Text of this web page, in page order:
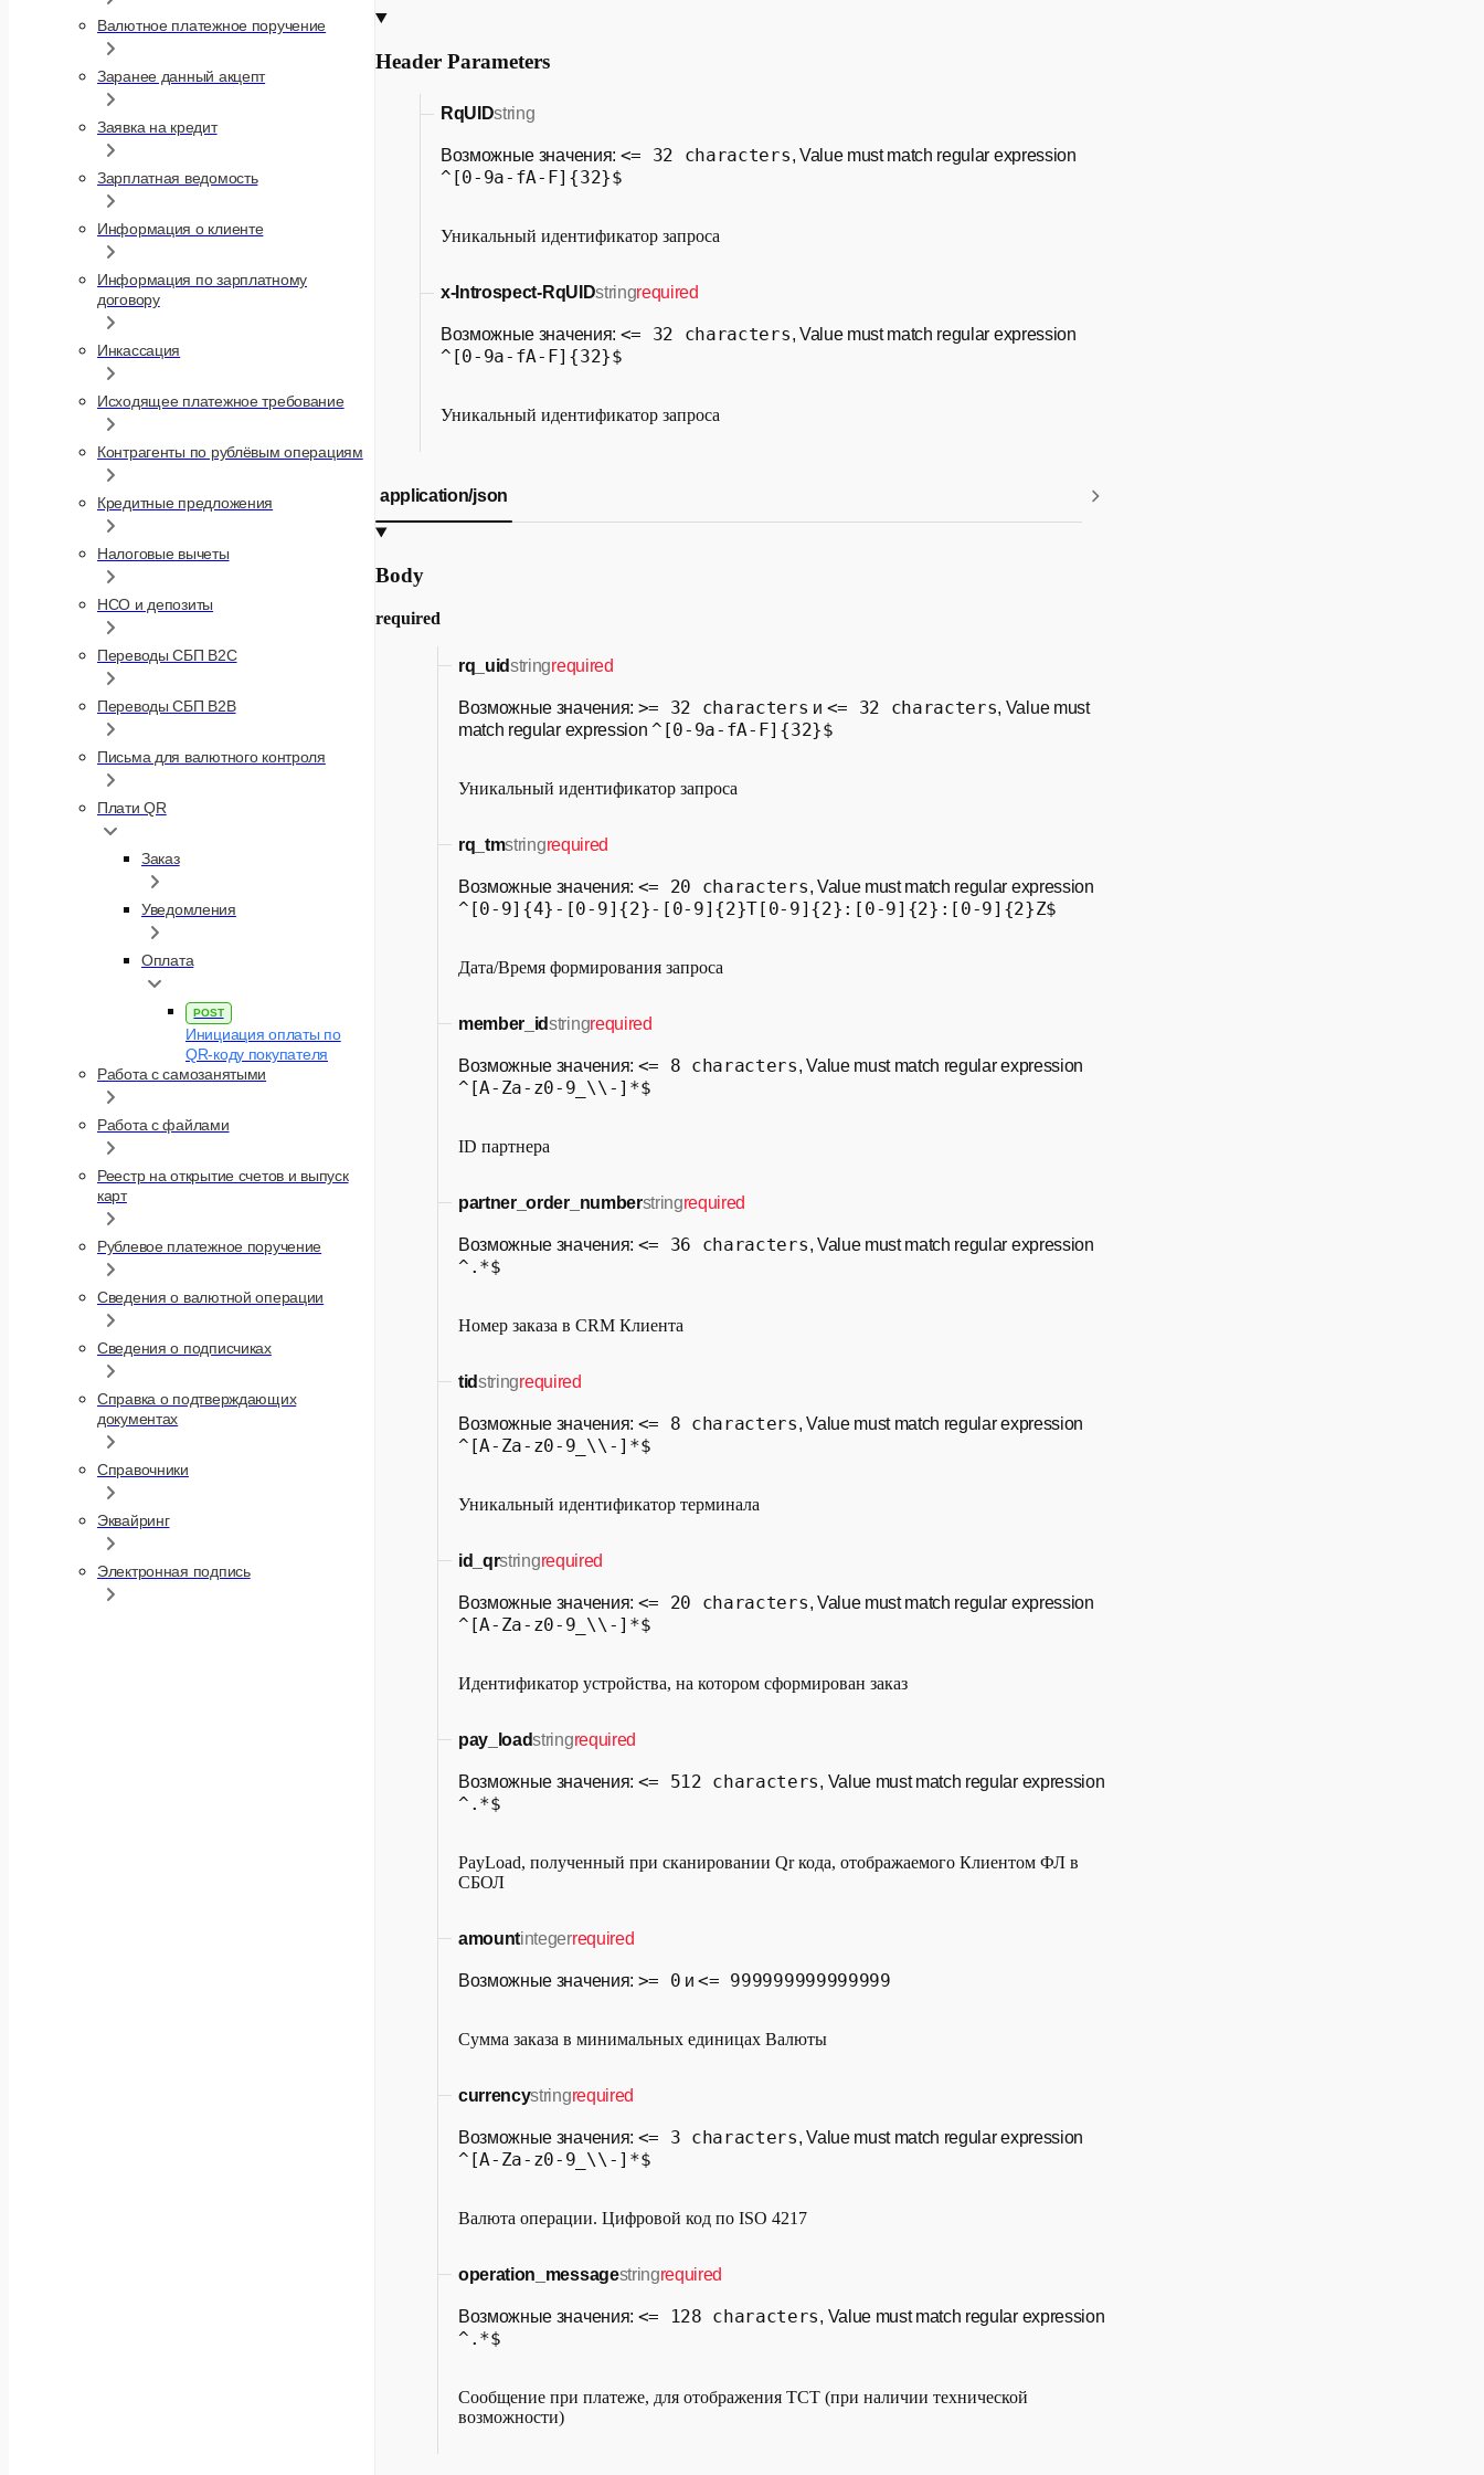
Валютное платежное поручение
Заранее данный акцепт
Заявка на кредит
Зарплатная ведомость
Информация о клиенте
Информация по зарплатному
договору
Инкассация
Исходящее платежное требование
Контрагенты по рублёвым операциям
Кредитные предложения
Налоговые вычеты
НСО и депозиты
Переводы СБП B2C
Переводы СБП B2B
Письма для валютного контроля
Плати QR
Заказ
Уведомления
Оплата
POST
Инициация оплаты по
QR-коду покупателя
Работа с самозанятыми
Работа с файлами
Реестр на открытие счетов и выпуск
карт
Рублевое платежное поручение
Сведения о валютной операции
Сведения о подписчиках
Справка о подтверждающих
документах
Справочники
Эквайринг
Электронная подпись
Header Parameters
RqUIDstring
Возможные значения: <= 32 characters, Value must match regular expression
^[0-9a-fA-F]{32}$
Уникальный идентификатор запроса
x-Introspect-RqUIDstringrequired
Возможные значения: <= 32 characters, Value must match regular expression
^[0-9a-fA-F]{32}$
Уникальный идентификатор запроса
application/json
Body
required
rq_uidstringrequired
Возможные значения: >= 32 characters и <= 32 characters, Value must
match regular expression ^[0-9a-fA-F]{32}$
Уникальный идентификатор запроса
rq_tmstringrequired
Возможные значения: <= 20 characters, Value must match regular expression
^[0-9]{4}-[0-9]{2}-[0-9]{2}T[0-9]{2}:[0-9]{2}:[0-9]{2}Z$
Дата/Время формирования запроса
member_idstringrequired
Возможные значения: <= 8 characters, Value must match regular expression
^[A-Za-z0-9_\\-]*$
ID партнера
partner_order_numberstringrequired
Возможные значения: <= 36 characters, Value must match regular expression
^.*$
Номер заказа в CRM Клиента
tidstringrequired
Возможные значения: <= 8 characters, Value must match regular expression
^[A-Za-z0-9_\\-]*$
Уникальный идентификатор терминала
id_qrstringrequired
Возможные значения: <= 20 characters, Value must match regular expression
^[A-Za-z0-9_\\-]*$
Идентификатор устройства, на котором сформирован заказ
pay_loadstringrequired
Возможные значения: <= 512 characters, Value must match regular expression
^.*$
PayLoad, полученный при сканировании Qr кода, отображаемого Клиентом ФЛ в
СБОЛ
amountintegerrequired
Возможные значения: >= 0 и<= 999999999999999
Сумма заказа в минимальных единицах Валюты
currencystringrequired
Возможные значения: <= 3 characters, Value must match regular expression
^[A-Za-z0-9_\\-]*$
Валюта операции. Цифровой код по ISO 4217
operation_messagestringrequired
Возможные значения: <= 128 characters, Value must match regular expression
^.*$
Сообщение при платеже, для отображения ТСТ (при наличии технической
возможности)